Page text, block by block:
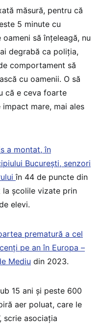
măsură, pentru că
5 minute cu
să înțeleagă, nu
degrabă ca poliția,
comportament să
cu oamenii. O să
că e ceva foarte
mare, mai ales
a montat, în
București, senzori
în 44 de puncte din
la școlile vizate prin
elevi.
prematură a cel
pe an în Europa –
Mediu din 2023.
15 ani și peste 600
aer poluat, care le
scrie asociația